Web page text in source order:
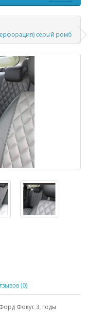
серый ромб
(0)
Фокус 3, годы